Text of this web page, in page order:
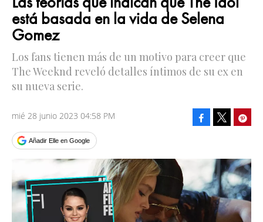
está basada en la vida de Selena
Gomez
Los fans tienen más de un motivo para creer que
The Weeknd reveló detalles íntimos de su ex en
su nueva serie.
mié 28 junio 2023 04:58 PM
Añadir Elle en Google
Facebook